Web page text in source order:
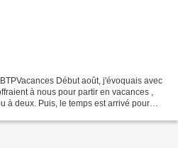
Début août, j'évoquais avec
à nous pour partir en vacances ,
à deux. Puis, le temps est arrivé pour